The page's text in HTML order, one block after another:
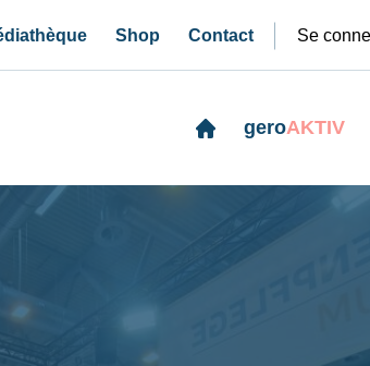
Shop Contact Se
geroAKTIV